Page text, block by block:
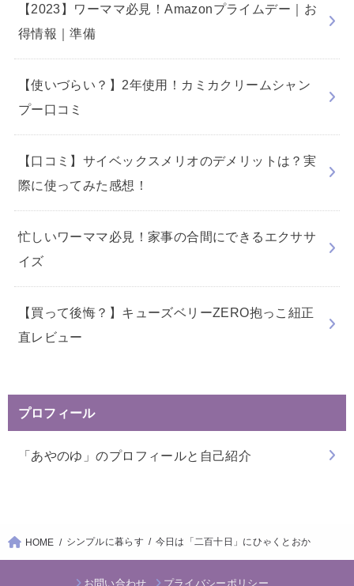
【2023】ワーママ必見！Amazonプライムデー｜お
得情報｜準備
【使いづらい？】2年使用！カミカクリームシャン
プー口コミ
【口コミ】サイベックスメリオのデメリットは？実
際に使ってみた感想！
忙しいワーママ必見！家事の合間にできるエクササ
イズ
【買って後悔？】キューズベリーZERO抱っこ紐正
直レビュー
プロフィール
「あやのゆ」のプロフィールと自己紹介
HOME シンプルに暮らす 今日は「二百十日」にひゃくとおか
お問い合わせ プライバシーポリシー